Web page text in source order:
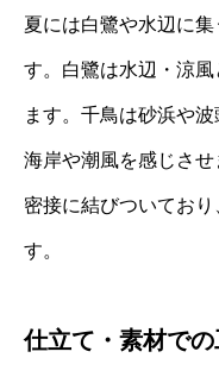
夏には白鷺や水辺に
す。白鷺は水辺・涼
ます。千鳥は砂浜や
海岸や潮風を感じさ
密接に結びついてお
す。
仕立て・素材で